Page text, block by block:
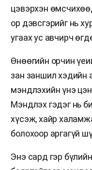
цэвэрхэн
ор дэвсгэрийг нь
угаах ус авчирч
Өнөөгийн орчин
зан заншил хэдийн
мэндлэхийн үнэ
Мэндлэх гэдэг нь
хүсэж, хайр
болохоор аргагүй
Энэ сард гэр